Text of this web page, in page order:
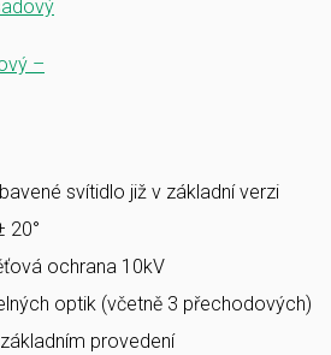
svítidlo již v základní verzi
20°
ochrana 10kV
optik (včetně 3 přechodových)
provedení